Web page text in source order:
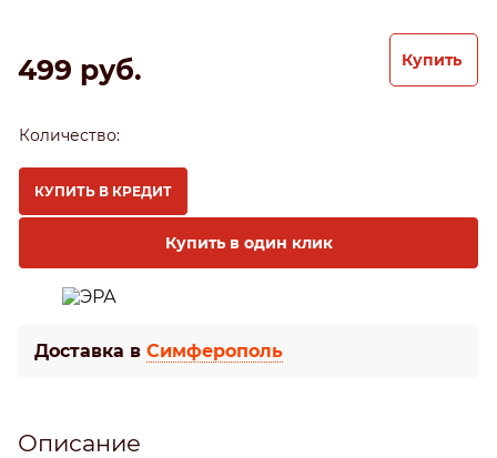
499 руб. Купить
Количество:
КУПИТЬ В КРЕДИТ
Купить в один клик
Доставка в Симферополь
Описание